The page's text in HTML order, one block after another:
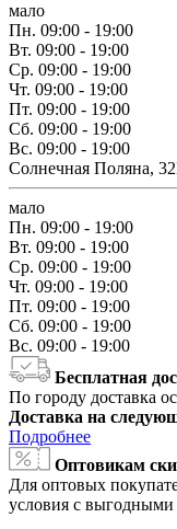
мало
Пн. 09:00 - 19:00
Вт. 09:00 - 19:00
Ср. 09:00 - 19:00
Чт. 09:00 - 19:00
Пт. 09:00 - 19:00
Сб. 09:00 - 19:00
Вс. 09:00 - 19:00
Солнечная Поляна,
мало
Пн. 09:00 - 19:00
Вт. 09:00 - 19:00
Ср. 09:00 - 19:00
Чт. 09:00 - 19:00
Пт. 09:00 - 19:00
Сб. 09:00 - 19:00
Вс. 09:00 - 19:00
Бесплатная
По городу доставка
Доставка на
Подробнее
Оптовикам
Для оптовых
условия с